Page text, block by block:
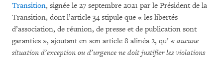
Transition, signée le 27 septembre 2021 par le Président de la
Transition, dont l’article 34 stipule que « les libertés
d’association, de réunion, de presse et de publication sont
garanties », ajoutant en son article 8 alinéa 2, qu’ « aucune
situation d’exception ou d’urgence ne doit justifier les violations